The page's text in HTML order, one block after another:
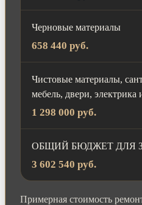
Черновые материалы
658 440 руб.
Чистовые материалы,
мебель, двери, электрика
1 298 000 руб.
ОБЩИЙ БЮДЖЕТ ДЛЯ
3 602 540 руб.
Примерная стоимость